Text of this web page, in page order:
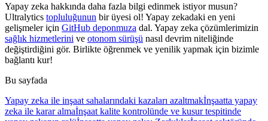
Yapay zeka hakkında daha fazla bilgi edinmek istiyor musun?
Ultralytics topluluğunun bir üyesi ol! Yapay zekadaki en yeni
gelişmeler için GitHub deponmuza dal. Yapay zeka çözümlerimizin
sağlık hizmetlerini ve otonom sürüşü nasıl devrim niteliğinde
değiştirdiğini gör. Birlikte öğrenmek ve yenilik yapmak için bizimle
bağlantı kur!
Bu sayfada
Yapay zeka ile inşaat sahalarındaki kazaları azaltmakİnşaatta yapay
zeka ile karar almaİnşaat kalite kontrolünde ve kusur tespitinde